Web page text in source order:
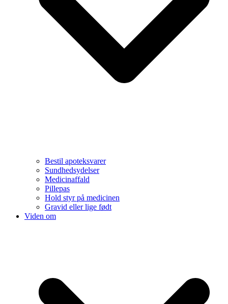
Bestil apoteksvarer
Sundhedsydelser
Medicinaffald
Pillepas
Hold styr på medicinen
Gravid eller lige født
Viden om